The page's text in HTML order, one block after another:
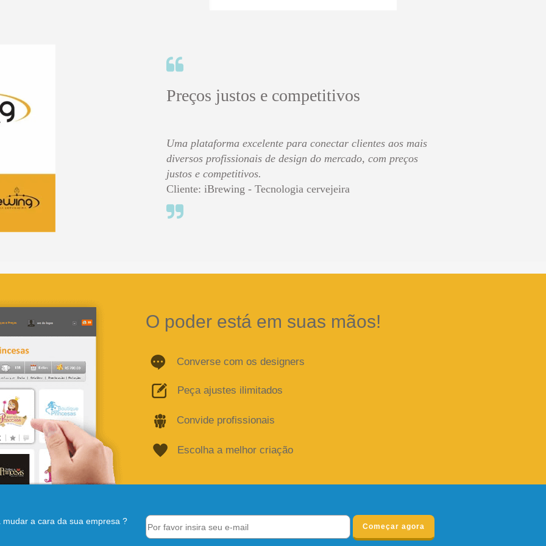
Preços justos e competitivos
Uma plataforma excelente para conectar clientes aos mais
diversos profissionais de design do mercado, com preços
justos e competitivos.
Cliente: iBrewing - Tecnologia cervejeira
O poder está em suas mãos!
Converse com os designers
Peça ajustes ilimitados
Convide profissionais
Escolha a melhor criação
mudar a cara da sua empresa ?
Começar agora